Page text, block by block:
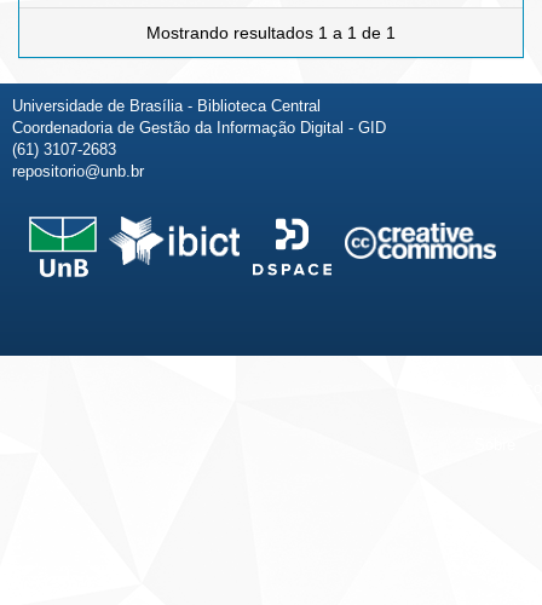
Mostrando resultados 1 a 1 de 1
Universidade de Brasília - Biblioteca Central
Coordenadoria de Gestão da Informação Digital - GID
(61) 3107-2683
repositorio@unb.br